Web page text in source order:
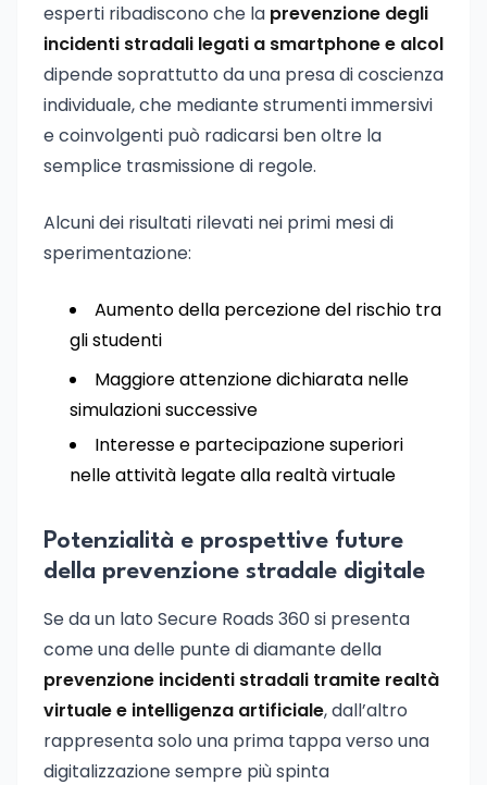
esperti ribadiscono che la prevenzione degli
incidenti stradali legati a smartphone e alcol
dipende soprattutto da una presa di coscienza
individuale, che mediante strumenti immersivi
e coinvolgenti può radicarsi ben oltre la
semplice trasmissione di regole.
Alcuni dei risultati rilevati nei primi mesi di
sperimentazione:
Aumento della percezione del rischio tra
gli studenti
Maggiore attenzione dichiarata nelle
simulazioni successive
Interesse e partecipazione superiori
nelle attività legate alla realtà virtuale
Potenzialità e prospettive future
della prevenzione stradale digitale
Se da un lato Secure Roads 360 si presenta
come una delle punte di diamante della
prevenzione incidenti stradali tramite realtà
virtuale e intelligenza artificiale, dall’altro
rappresenta solo una prima tappa verso una
digitalizzazione sempre più spinta